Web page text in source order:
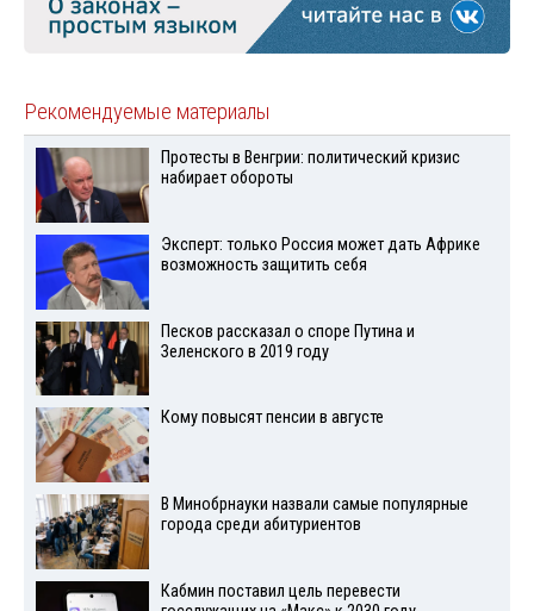
Рекомендуемые материалы
Протесты в Венгрии: политический кризис
набирает обороты
Эксперт: только Россия может дать Африке
возможность защитить себя
Песков рассказал о споре Путина и
Зеленского в 2019 году
Кому повысят пенсии в августе
В Минобрнауки назвали самые популярные
города среди абитуриентов
Кабмин поставил цель перевести